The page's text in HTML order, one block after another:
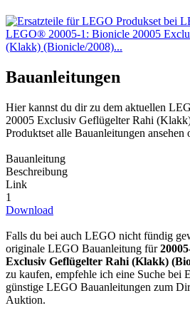
LEGO® 20005-1: Bionicle 20005
(Klakk) (Bionicle/2008)...
Bauanleitungen
Hier kannst du dir zu dem aktuellen
20005 Exclusiv Geflügelter Rahi
Produktset alle Bauanleitungen ansehen
Bauanleitung
Beschreibung
Link
1
Download
Falls du bei auch LEGO nicht fündig
originale LEGO Bauanleitung für
Exclusiv Geflügelter Rahi (Klakk)
zu kaufen, empfehle ich eine Suche bei
günstige LEGO Bauanleitungen zum
Auktion.